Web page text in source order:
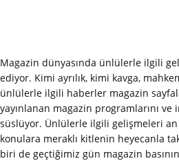
Magazin dünyasında ünlülerle ilgili
ediyor. Kimi ayrılık, kimi kavga,
ünlülerle ilgili haberler magazin
yayınlanan magazin programlarını
süslüyor. Ünlülerle ilgili gelişmeleri
konulara meraklı kitlenin heyecanla
biri de geçtiğimiz gün magazin